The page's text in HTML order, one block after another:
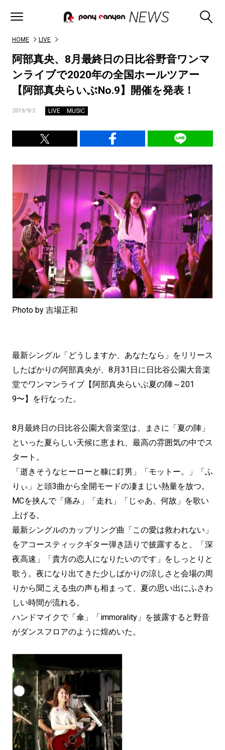
HOME LIVE
阿部真央、8月最終日の日比谷野音ワンマ
ンライブで2020年の全国ホールツアー
【阿部真央らいぶNo.9】開催を発表！
2019/9/2 LIVE MUSIC
Photo by 吉場正和
最新シングル「どうしますか、あなたなら」をリリース
したばかりの阿部真央が、8月31日に日比谷公園大音楽
堂でワンマンライブ【阿部真央らいぶ夏の陣～201
9〜】を行なった。
8月最終日の日比谷公園大音楽堂は、まさに「夏の陣」
といった夏らしい天候に恵まれ、最高の雰囲気の中でス
タート。
「逝きそうなヒーローと糠に釘男」「モットー。」「ふ
りぃ」と頭3曲から全開モードの凄まじい熱量を放つ。
MCを挟んで「痛み」「走れ」「じゃあ、何故」を歌い
上げる。
最新シングルのカップリング曲「この愛は救われない」
をアコースティックギター弾き語りで披露すると、「深
夜高速」「貴方の恋人になりたいのです」をしっとりと
歌う。夜になり出てきた少しばかりの涼しさと会場の周
りから聞こえる虫の声も相まって、夏の思い出にふさわ
しい時間が流れる。
ハンドマイクで「傘」「immorality」を披露すると野音
がダンスフロアのように煌めいた。